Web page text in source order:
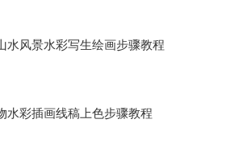
水风景水彩写生绘画步骤教程
水彩插画线稿上色步骤教程